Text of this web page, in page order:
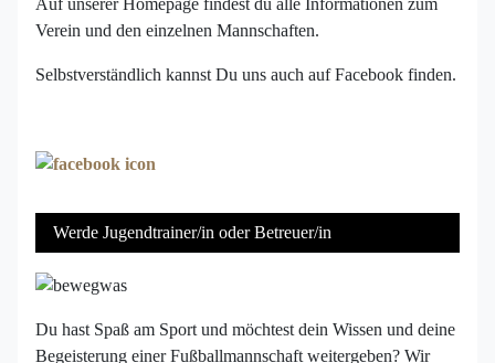
Verein und den einzelnen Mannschaften.
Selbstverständlich kannst Du uns auch auf Facebook finden.
Werde Jugendtrainer/in oder Betreuer/in
Du hast Spaß am Sport und möchtest dein Wissen und deine
Begeisterung einer Fußballmannschaft weitergeben? Wir